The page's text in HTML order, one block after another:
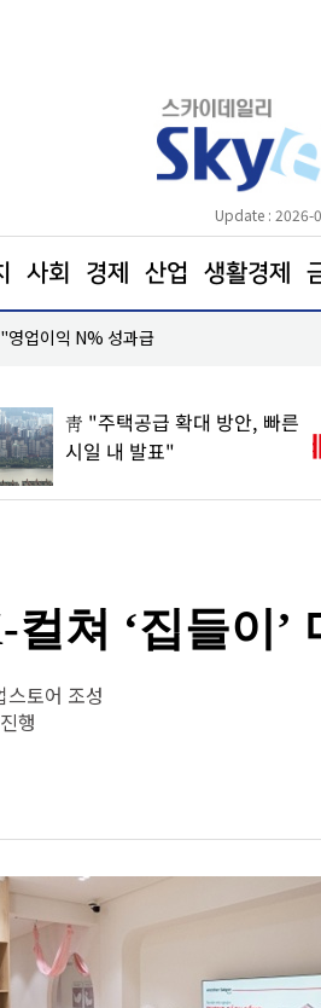
Update : 2026-
사회 경제 산업 생활경제
영업이익 N% 성과급
靑 "주택공급 확대 방안, 빠른
시일 내 발표"
쳐 ‘집들이’
스토어 조성
행